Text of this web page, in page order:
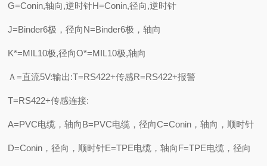
G=Conin,轴向,逆时针H=Conin,径向,逆时针
J=Binder6极，径向N=Binder6极，轴向
K*=MIL10极,径向O*=MIL10极,轴向
Ａ=直流5V:输出:T=RS422+传感R=RS422+报警
T=RS422+传感连接:
A=PVC电缆，轴向B=PVC电缆，径向C=Conin，轴向，顺时针
D=Conin，径向，顺时针E=TPE电缆，轴向F=TPE电缆，径向